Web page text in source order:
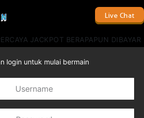
Live Chat
JACKPOT BERAPAPUN
login untuk mulai bermain